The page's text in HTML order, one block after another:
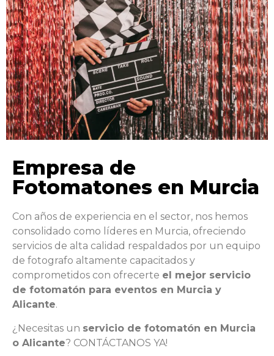
Empresa de
Fotomatones en Murcia
Con años de experiencia en el sector, nos hemos
consolidado como líderes en Murcia, ofreciendo
servicios de alta calidad respaldados por un equipo
de fotografo altamente capacitados y
comprometidos con ofrecerte el mejor servicio
de fotomatón para eventos en Murcia y
Alicante.
¿Necesitas un servicio de fotomatón en Murcia
o Alicante? CONTÁCTANOS YA!